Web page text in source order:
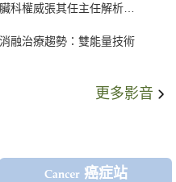
科權威張其任主任解析支
融治療趨勢：雙能量技術
更多影音
癌症站